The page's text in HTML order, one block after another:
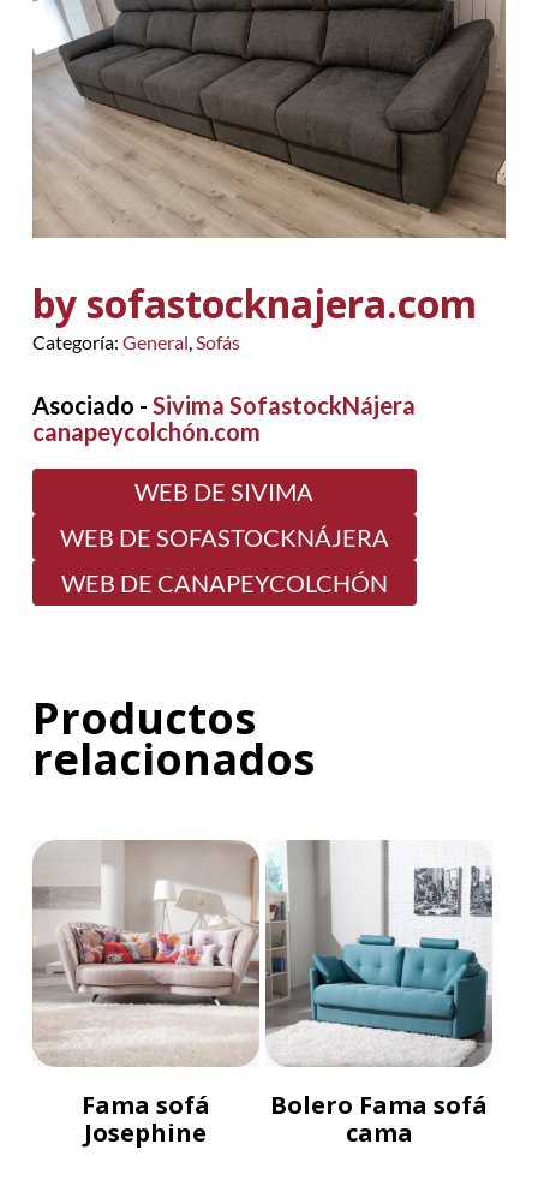
by sofastocknajera.com
Categoría: General Sofás
Asociado - Sivima SofastockNájera
canapeycolchón.com
WEB DE SIVIMA
WEB DE SOFASTOCKNÁJERA
WEB DE CANAPEYCOLCHÓN
Productos
relacionados
Fama sofá
Josephine
Bolero Fama sofá
cama